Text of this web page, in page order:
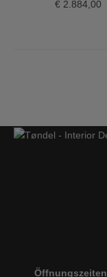
€2.884,00
Öffnungszeiten